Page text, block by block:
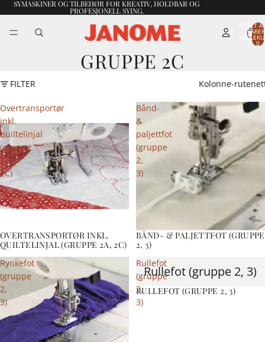
SYMASKINER OG TILBEHØR FOR KREATIV, HOLDBAR OG
PROFESJONELL SYING.
TOTALT
0
GRUPPE 2C
FILTER Kolonne-
Overtransportør
inkl.
quiltelinjal
(gruppe
2A,
2C)
OVERTRANSPORTØR INKL.
QUILTELINJAL (GRUPPE 2A, 2C)
Bånd-
&
paljettfot
(gruppe
2,
3)
BÅND- & PALJETTFOT (GRUPPE
2, 3)
Rynkefot
(gruppe
2,
3)
Rullefot
(gruppe
2,
3)
Rullefot (gruppe 2, 3)
RULLEFOT (GRUPPE 2, 3)